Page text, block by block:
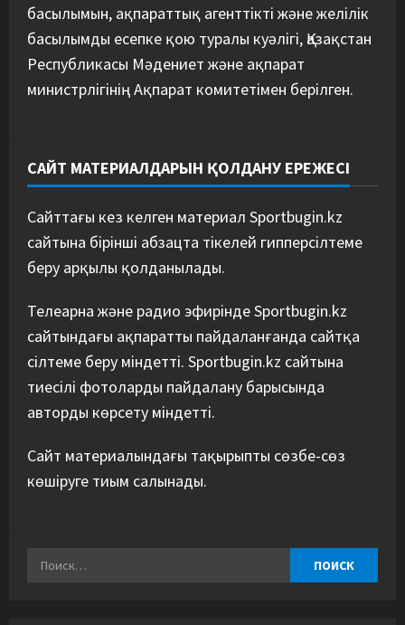
басылымын, ақпараттық агенттікті және желілік
басылымды есепке қою туралы куәлігі, Қазақстан
Республикасы Мәдениет және ақпарат
министрлігінің Ақпарат комитетімен берілген.
САЙТ МАТЕРИАЛДАРЫН ҚОЛДАНУ ЕРЕЖЕСІ
Сайттағы кез келген материал Sportbugin.kz
сайтына бірінші абзацта тікелей гипперсілтеме
беру арқылы қолданылады.
Телеарна және радио эфирінде Sportbugin.kz
сайтындағы ақпаратты пайдаланғанда сайтқа
сілтеме беру міндетті. Sportbugin.kz сайтына
тиесілі фотоларды пайдалану барысында
авторды көрсету міндетті.
Сайт материалындағы тақырыпты сөзбе-сөз
көшіруге тиым салынады.